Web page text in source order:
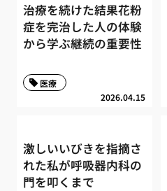
治療を続けた結果花粉
症を完治した人の体験
から学ぶ継続の重要性
2026.04.15
医療
激しいいびきを指摘さ
れた私が呼吸器内科の
門を叩くまで